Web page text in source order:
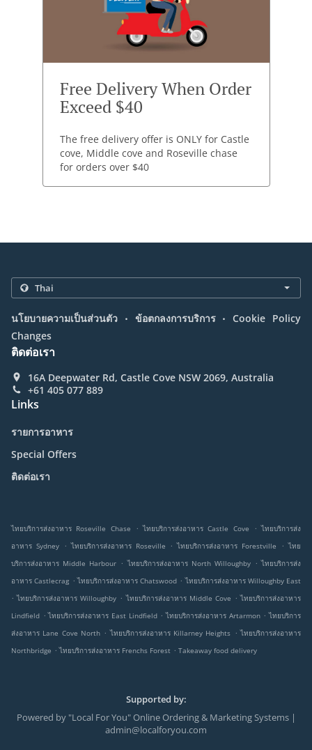
Free Delivery When Order
Exceed $40
The free delivery offer is ONLY for Castle
cove, Middle cove and Roseville chase
for orders over $40
นโยบายความเป็นส่วนตัว . ข้อตกลงการบริการ . Cookie Policy
Changes
ติดต่อเรา
16A Deepwater Rd, Castle Cove NSW 2069, Australia
+61 405 077 889
Links
รายการอาหาร
Special Offers
ติดต่อเรา
ไทยบริการส่งอาหาร Roseville Chase . ไทยบริการส่งอาหาร Castle Cove . ไทยบริการส่ง
อาหาร Sydney
. ไทยบริการส่งอาหาร Roseville . ไทยบริการส่งอาหาร Forestville . ไทย
บริการส่งอาหาร Middle Harbour . ไทยบริการส่งอาหาร North Willoughby . ไทยบริการส่ง
อาหาร Castlecrag . ไทยบริการส่งอาหาร Chatswood . ไทยบริการส่งอาหาร Willoughby East
. ไทยบริการส่งอาหาร Willoughby . ไทยบริการส่งอาหาร Middle Cove . ไทยบริการส่งอาหาร
Lindfield . ไทยบริการส่งอาหาร East Lindfield . ไทยบริการส่งอาหาร Artarmon . ไทยบริการ
ส่งอาหาร Lane Cove North . ไทยบริการส่งอาหาร Killarney Heights . ไทยบริการส่งอาหาร
Northbridge . ไทยบริการส่งอาหาร Frenchs Forest . Takeaway food delivery
Supported by:
Powered by "Local For You" Online Ordering & Marketing Systems |
admin@localforyou.com